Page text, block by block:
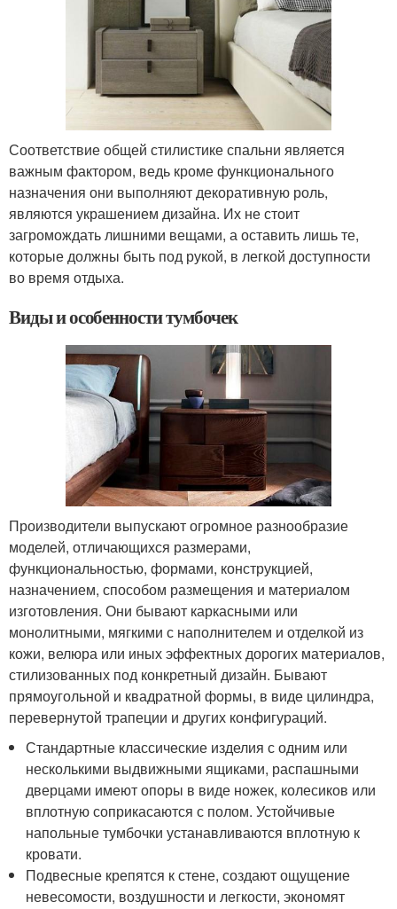
Соответствие общей стилистике спальни является
важным фактором, ведь кроме функционального
назначения они выполняют декоративную роль,
являются украшением дизайна. Их не стоит
загромождать лишними вещами, а оставить лишь те,
которые должны быть под рукой, в легкой доступности
во время отдыха.
Виды и особенности тумбочек
Производители выпускают огромное разнообразие
моделей, отличающихся размерами,
функциональностью, формами, конструкцией,
назначением, способом размещения и материалом
изготовления. Они бывают каркасными или
монолитными, мягкими с наполнителем и отделкой из
кожи, велюра или иных эффектных дорогих материалов,
стилизованных под конкретный дизайн. Бывают
прямоугольной и квадратной формы, в виде цилиндра,
перевернутой трапеции и других конфигураций.
Стандартные классические изделия с одним или
несколькими выдвижными ящиками, распашными
дверцами имеют опоры в виде ножек, колесиков или
вплотную соприкасаются с полом. Устойчивые
напольные тумбочки устанавливаются вплотную к
кровати.
Подвесные крепятся к стене, создают ощущение
невесомости, воздушности и легкости, экономят